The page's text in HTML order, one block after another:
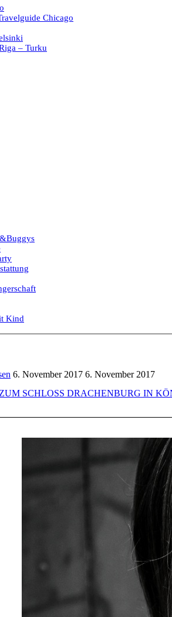
Chicago
– Turku
Kind
6. November 2017 6. November 2017
SCHLOSS DRACHENBURG IN